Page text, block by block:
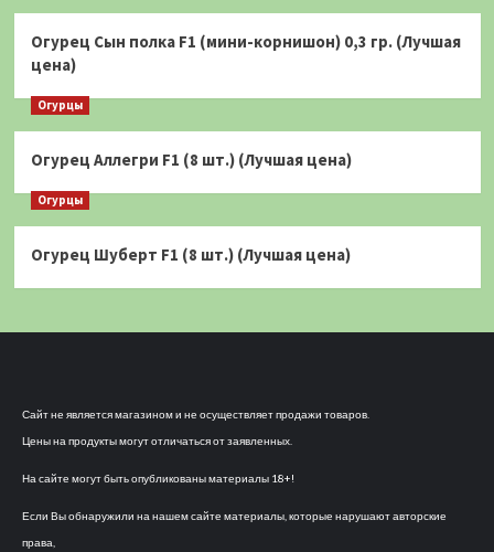
Огурец Сын полка F1 (мини-корнишон) 0,3 гр. (Лучшая
цена)
Огурцы
Огурец Аллегри F1 (8 шт.) (Лучшая цена)
Огурцы
Огурец Шуберт F1 (8 шт.) (Лучшая цена)
Сайт не является магазином и не осуществляет продажи товаров.
Цены на продукты могут отличаться от заявленных.
На сайте могут быть опубликованы материалы 18+!
Если Вы обнаружили на нашем сайте материалы, которые нарушают авторские
права,